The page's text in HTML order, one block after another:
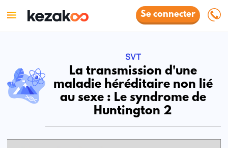
Se connecter
SVT
La transmission d'une
maladie héréditaire non lié
au sexe : Le syndrome de
Huntington 2